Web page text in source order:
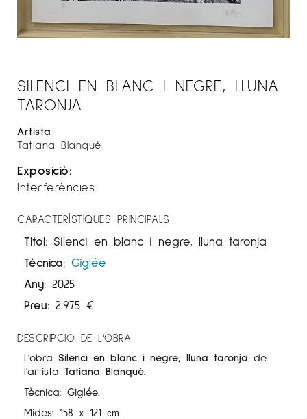
SILENCI EN BLANC I NEGRE, LLUNA
TARONJA
Artista
Tatiana Blanqué
Exposició:
Interferències
CARACTERÍSTIQUES PRINCIPALS
Títol: Silenci en blanc i negre, lluna taronja
Tècnica: Giglée
Any: 2025
Preu: 2.975 €
DESCRIPCIÓ DE L'OBRA
L'obra Silenci en blanc i negre, lluna taronja de
l'artista Tatiana Blanqué
Tècnica: Giglée.
Mides: 158 x 121 cm